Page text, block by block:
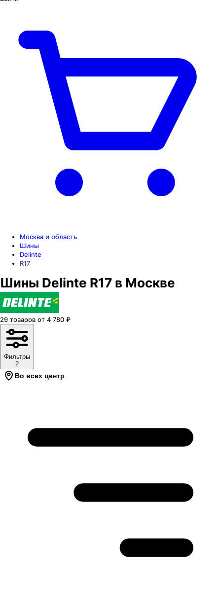
Москва и область
Шины
Delinte
R17
Шины Delinte R17 в Москве
29 товаров от 4 780 ₽
Фильтры
2
Во всех центрах